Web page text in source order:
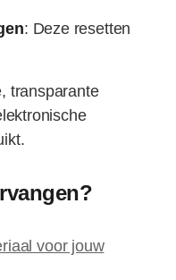
: Deze resetten
transparante
voor jouw